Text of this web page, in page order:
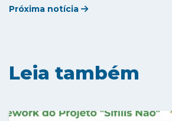
Próxima notícia
Leia também